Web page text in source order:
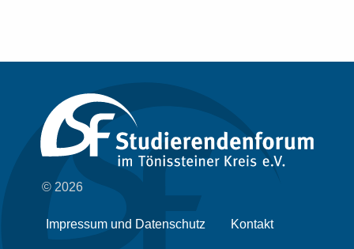
© 2026
Impressum und Datenschutz Kontakt